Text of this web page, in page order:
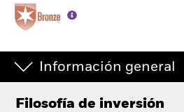
iShares
Nuestra compañía
Información general
Filosofía de inversión